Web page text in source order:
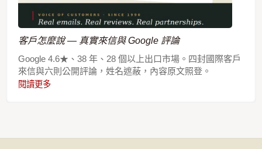
客戶怎麼說 — 真實來信與 Google 評論
Google 4.6★、38 年、28 個以上出口市場。四封國際客戶
來信與六則公開評論，姓名遮蔽，內容原文照登。
閱讀更多